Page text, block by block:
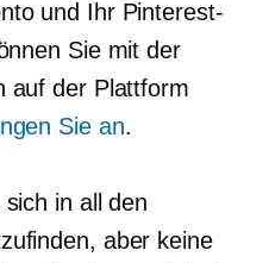
und Ihr Pinterest-
Sie mit der
auf der Plattform
Sie an.
in all den
aber keine